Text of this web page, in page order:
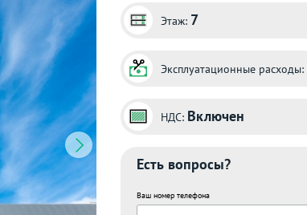
Этаж: 7
Эксплуатационные расходы:
НДС: Включен
Есть вопросы?
Ваш номер телефона